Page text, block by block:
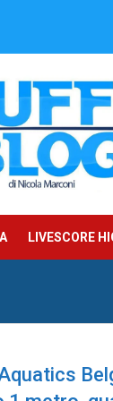
LIVESCORE